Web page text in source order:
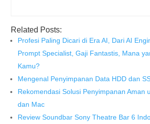
Related Posts:
Profesi Paling Dicari di Era AI, Dari AI
Prompt Specialist, Gaji Fantastis, Mana
Kamu?
Mengenal Penyimpanan Data HDD dan
Rekomendasi Solusi Penyimpanan Aman
dan Mac
Review Soundbar Sony Theatre Bar 6